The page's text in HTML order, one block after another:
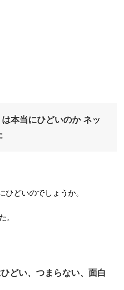
本当にひどいのか ネッ
ひどいのでしょうか。
。
どい、つまらない、面白